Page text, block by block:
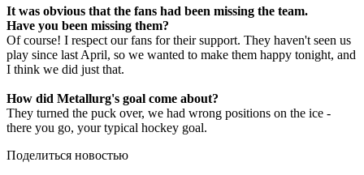
It was obvious that the fans had been missing the team.
Have you been missing them?
Of course! I respect our fans for their support. They haven't seen us
play since last April, so we wanted to make them happy tonight, and
I think we did just that.
How did Metallurg's goal come about?
They turned the puck over, we had wrong positions on the ice -
there you go, your typical hockey goal.
Поделиться новостью